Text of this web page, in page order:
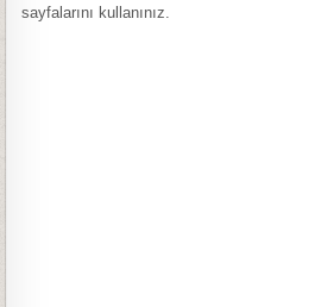
sayfalarını kullanınız.